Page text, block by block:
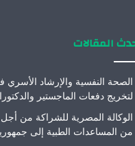
المقالات
الصحة النفسية والإرشاد الأسري
لتخريج دفعات الماجستير
الوكالة المصرية للشراكة من
من المساعدات الطبية إلى